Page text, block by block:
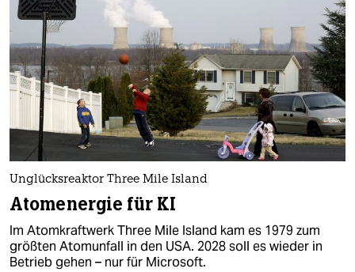
Unglücksreaktor Three Mile Island
Atomenergie für KI
Im Atomkraftwerk Three Mile Island kam es 1979 zum
größten Atomunfall in den USA. 2028 soll es wieder in
Betrieb gehen – nur für Microsoft.